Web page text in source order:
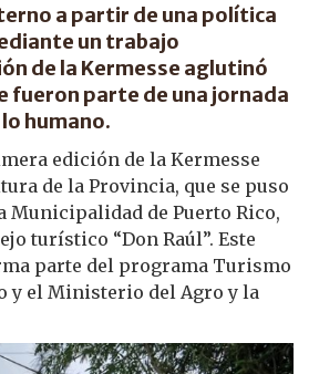
a partir de una política
un trabajo
de la Kermesse aglutinó
fueron parte de una jornada
humano.
edición de la Kermesse
de la Provincia, que se puso
Municipalidad de Puerto Rico,
turístico “Don Raúl”. Este
parte del programa Turismo
y el Ministerio del Agro y la